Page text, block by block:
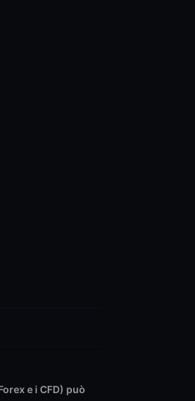
e i CFD) può